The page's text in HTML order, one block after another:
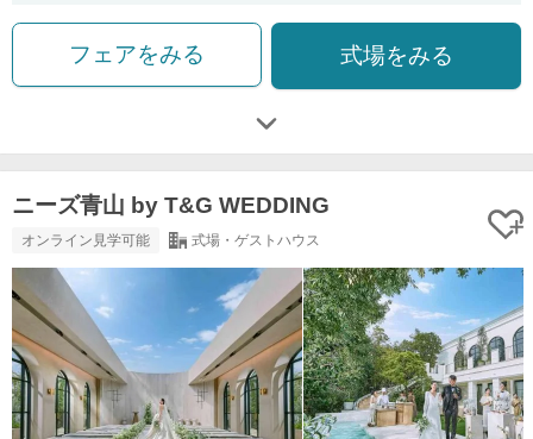
フェアをみる 式場をみる
ニーズ青山 by T&G WEDDING
オンライン見学可能 式場・ゲストハウス